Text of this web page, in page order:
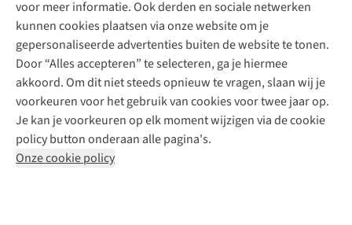
voor meer informatie. Ook derden en sociale netwerken
kunnen cookies plaatsen via onze website om je
gepersonaliseerde advertenties buiten de website te tonen.
Door “Alles accepteren” te selecteren, ga je hiermee
akkoord. Om dit niet steeds opnieuw te vragen, slaan wij je
voorkeuren voor het gebruik van cookies voor twee jaar op.
Je kan je voorkeuren op elk moment wijzigen via de cookie
policy button onderaan alle pagina's.
Onze cookie policy
Voor bedrijven
Follow us
Disclaimer Privacy Policy
Algemene voorwaarden
Cookie Policy